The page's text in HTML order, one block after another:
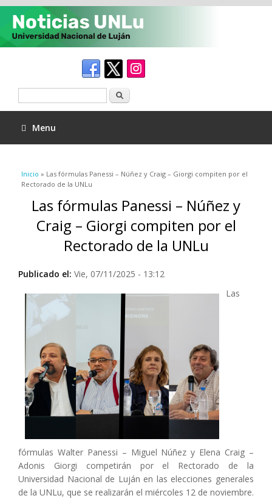
Menu
Se encuentra usted aquí
Inicio » Las fórmulas Panessi – Núñez y Craig – Giorgi compiten por el
Rectorado de la UNLu
Las fórmulas Panessi – Núñez y
Craig – Giorgi compiten por el
Rectorado de la UNLu
Publicado el: Vie, 07/11/2025 - 13:12
Las
fórmulas Walter Panessi – Miguel Núñez y Elena Craig –
Adonis Giorgi competirán por el Rectorado de la
Universidad Nacional de Luján en las elecciones generales
de la UNLu, que se realizarán el miércoles 12 de noviembre.